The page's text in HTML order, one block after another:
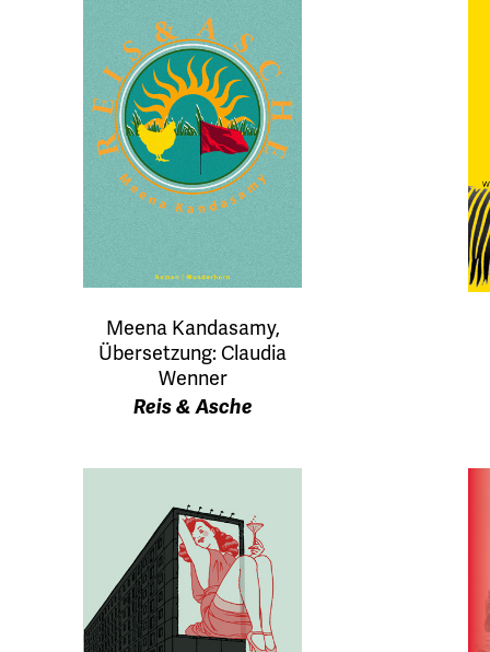
Meena Kandasamy,
Übersetzung: Claudia
Wenner
Reis & Asche